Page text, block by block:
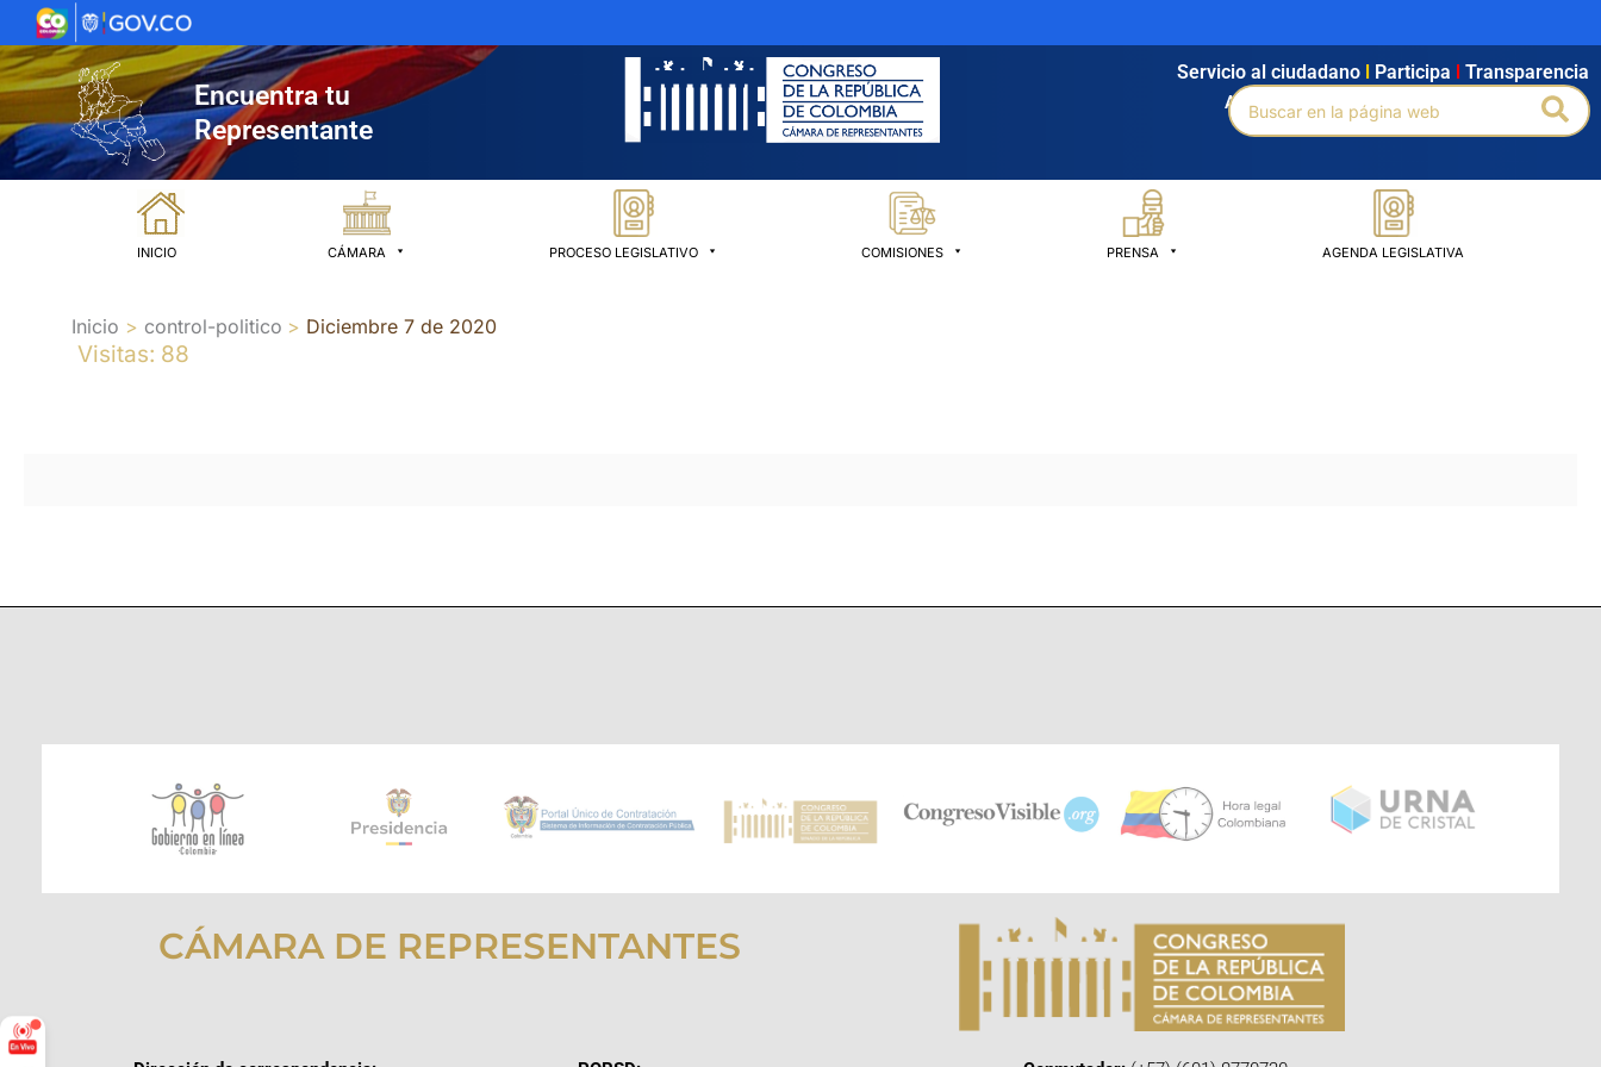
al
contenido
Encuentra tu
Representante
Agendamiento Intranet Búsqueda avanzada
Servicio al ciudadano Participa Transparencia
Buscar
por:
INICIO CÁMARA PROCESO LEGISLATIVO COMISIONES PRENSA AGENDA LEGISLATIVA
Inicio control-politico Diciembre 7 de 2020
Visitas: 88
CÁMARA DE REPRESENTANTES